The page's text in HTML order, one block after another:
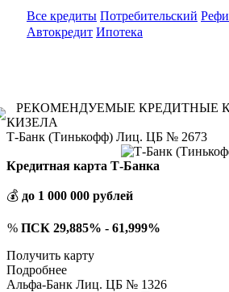
Все кредиты Потребительский
Автокредит Ипотека
РЕКОМЕНДУЕМЫЕ КРЕДИТНЫЕ
КИЗЕЛА
Т-Банк (Тинькофф) Лиц. ЦБ № 2673
Кредитная карта Т-Банка
💰 до 1 000 000 рублей
% ПСК 29,885% - 61,999%
Получить карту
Подробнее
Альфа-Банк Лиц. ЦБ № 1326